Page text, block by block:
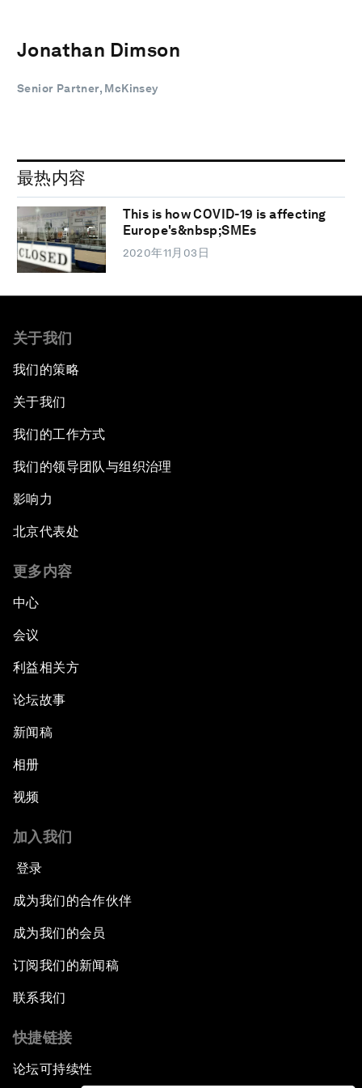
Jonathan Dimson
Senior Partner, McKinsey
最热内容
This is how COVID-19 is affecting
Europe's&nbsp;SMEs
2020年11月03日
关于我们
我们的策略
关于我们
我们的工作方式
我们的领导团队与组织治理
影响力
北京代表处
更多内容
中心
会议
利益相关方
论坛故事
新闻稿
相册
视频
加入我们
登录
成为我们的合作伙伴
成为我们的会员
订阅我们的新闻稿
联系我们
快捷链接
论坛可持续性